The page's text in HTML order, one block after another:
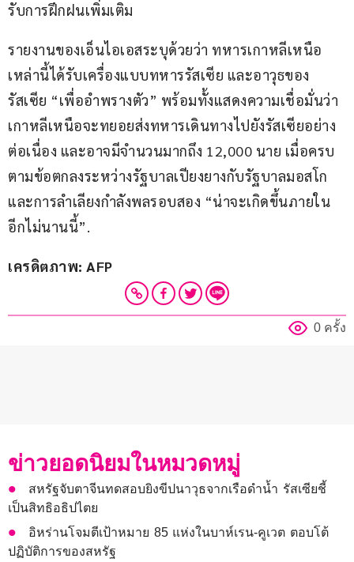
รับการฝึกฝนเพิ่มเติม
รายงานของเอ็นไอเอสระบุด้วยว่า ทหารเกาหลีเหนือ
เหล่านี้ได้รับเครื่องแบบทหารรัสเซีย และอาวุธของ
รัสเซีย “เพื่ออำพรางตัว” พร้อมทั้งแสดงความเชื่อมั่นว่า
เกาหลีเหนือจะทยอยส่งทหารเดินทางไปยังรัสเซียอย่าง
ต่อเนื่อง และอาจมีจำนวนมากถึง 12,000 นาย เมื่อครบ
ตามข้อตกลงระหว่างรัฐบาลเปียงยางกับรัฐบาลมอสโก
และการลำเลียงกำลังพลรอบสอง “น่าจะเกิดขึ้นภายใน
อีกไม่นานนี้”.
เครดิตภาพ: AFP
0 ครั้ง
ข่าวยอดนิยมในหมวดหมู่
สหรัฐจับตาจีนทดสอบยิงขีปนาวุธจากเรือดำน้ำ รัสเซียชี้
เป็นสิทธิอธิปไตย
อิหร่านโจมตีเป้าหมาย 85 แห่งในบาห์เรน-คูเวต ตอบโต้
ปฏิบัติการของสหรัฐ